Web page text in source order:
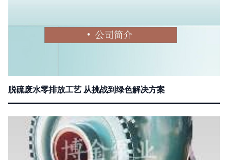
脱硫废水零排放工艺 从挑战到绿色解决方案